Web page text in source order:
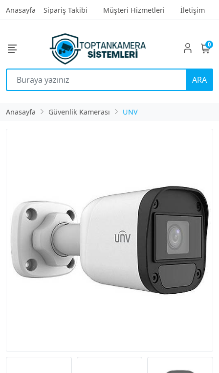
Anasayfa Sipariş Takibi Müşteri Hizmetleri İletişim
ARA
0
Anasayfa Güvenlik Kamerası UNV